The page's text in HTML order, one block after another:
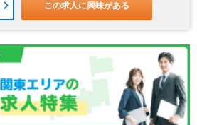
この求人に興味がある